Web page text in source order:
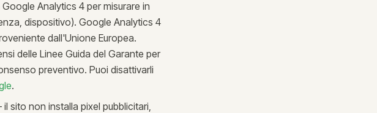
Analytics 4 per misurare in
dispositivo). Google Analytics 4
dall'Unione Europea.
delle Linee Guida del Garante per
preventivo. Puoi disattivarli
.
sito non installa pixel pubblicitari,